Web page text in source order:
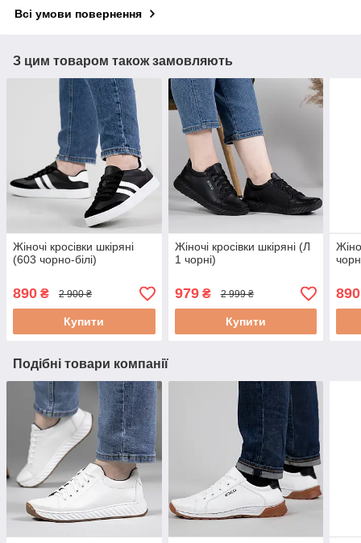
Всі умови повернення
З цим товаром також замовляють
Жіночі кросівки шкіряні
(603 чорно-білі)
890 ₴ 2 900 ₴
Купити
Жіночі кросівки шкіряні (Л
1 чорні)
979₴ 2 999 ₴
Купити
890
Подібні товари компанії